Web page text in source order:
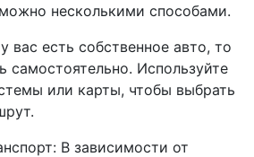
несколькими способами.
вас есть собственное авто, то
самостоятельно. Используйте
или карты, чтобы выбрать
В зависимости от